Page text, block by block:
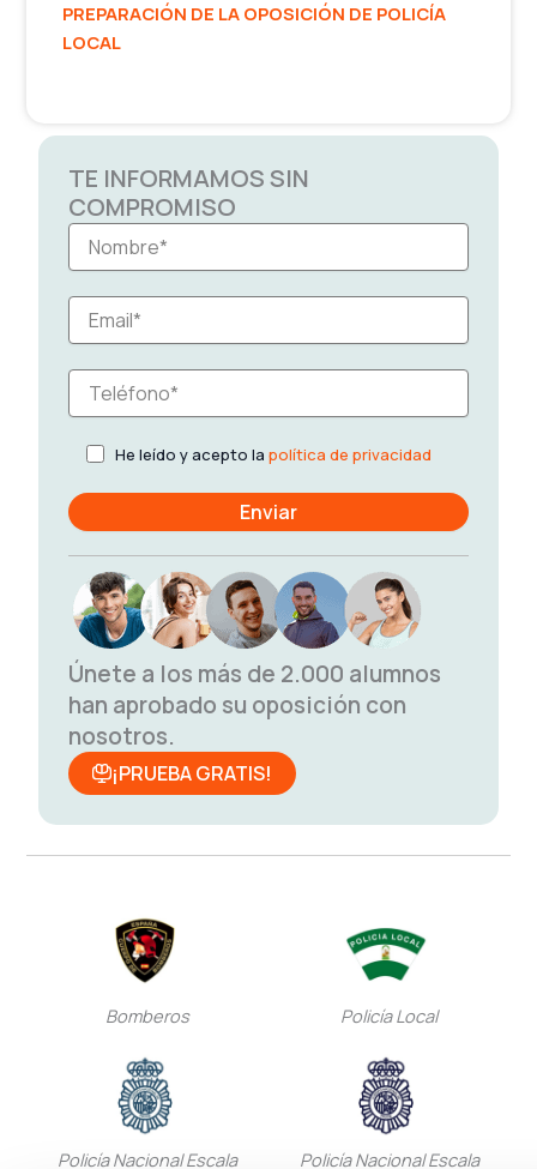
PREPARACIÓN DE LA OPOSICIÓN DE POLICÍA
LOCAL
TE INFORMAMOS SIN
COMPROMISO
He leído y acepto la política de privacidad
Únete a los más de 2.000 alumnos
han aprobado su oposición con
nosotros.
¡PRUEBA GRATIS!
Bomberos Policía Local
Policía Nacional Escala Policía Nacional Escala